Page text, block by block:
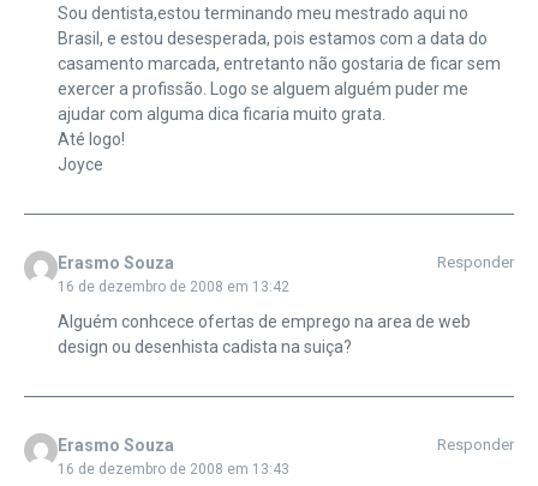
Sou dentista,estou terminando meu mestrado aqui no
Brasil, e estou desesperada, pois estamos com a data do
casamento marcada, entretanto não gostaria de ficar sem
exercer a profissão. Logo se alguem alguém puder me
ajudar com alguma dica ficaria muito grata.
Até logo!
Joyce
Erasmo Souza
16 de dezembro de 2008 em 13:42
Responder
Alguém conhcece ofertas de emprego na area de web
design ou desenhista cadista na suiça?
Erasmo Souza
16 de dezembro de 2008 em 13:43
Responder